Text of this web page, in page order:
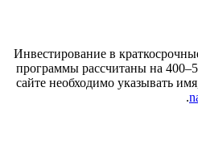
Инвестирование в
программы рассчитаны на
сайте необходимо указывать